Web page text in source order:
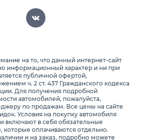
на то, что данный интернет-сайт
информационный характер и ни при
публичной офертой,
ч. 2 ст. 437 Гражданского кодекса
Для получения подробной
автомобилей, пожалуйста,
по продажам. Все цены на сайте
Условия на покупку автомобиля
включают в себя обязательные
которые оплачиваются отдельно.
и на заказ, подробно можете